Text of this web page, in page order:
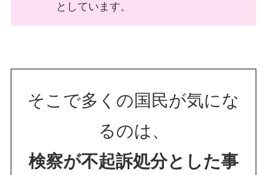
としています。
そこで多くの国民が気にな
るのは、
検察が不起訴処分とした事